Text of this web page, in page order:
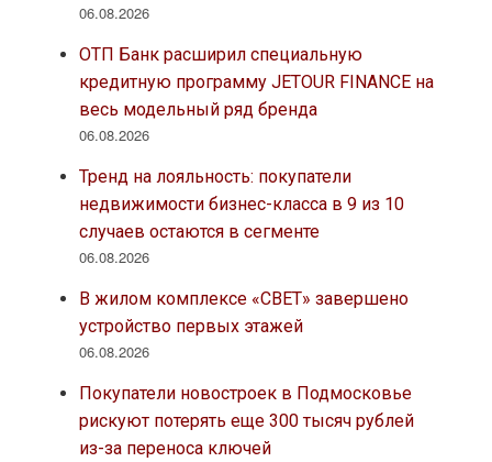
06.08.2026
ОТП Банк расширил специальную
кредитную программу JETOUR FINANCE на
весь модельный ряд бренда
06.08.2026
Тренд на лояльность: покупатели
недвижимости бизнес-класса в 9 из 10
случаев остаются в сегменте
06.08.2026
В жилом комплексе «СВЕТ» завершено
устройство первых этажей
06.08.2026
Покупатели новостроек в Подмосковье
рискуют потерять еще 300 тысяч рублей
из-за переноса ключей